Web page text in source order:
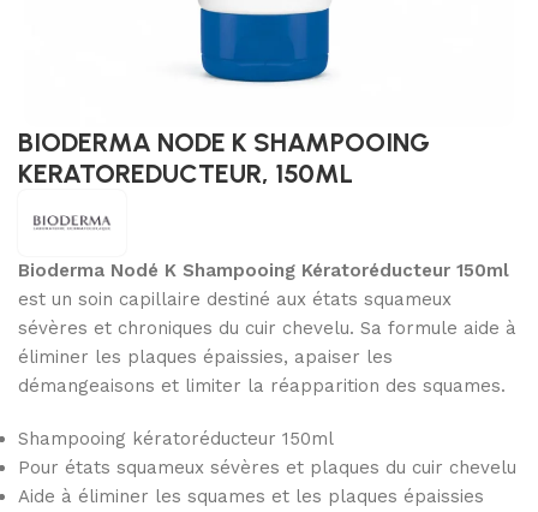
BIODERMA NODE K SHAMPOOING
KERATOREDUCTEUR, 150ML
Bioderma Nodé K Shampooing Kératoréducteur 150ml
est un soin capillaire destiné aux états squameux
sévères et chroniques du cuir chevelu. Sa formule aide à
éliminer les plaques épaissies, apaiser les
démangeaisons et limiter la réapparition des squames.
Shampooing kératoréducteur 150ml
Pour états squameux sévères et plaques du cuir chevelu
Aide à éliminer les squames et les plaques épaissies